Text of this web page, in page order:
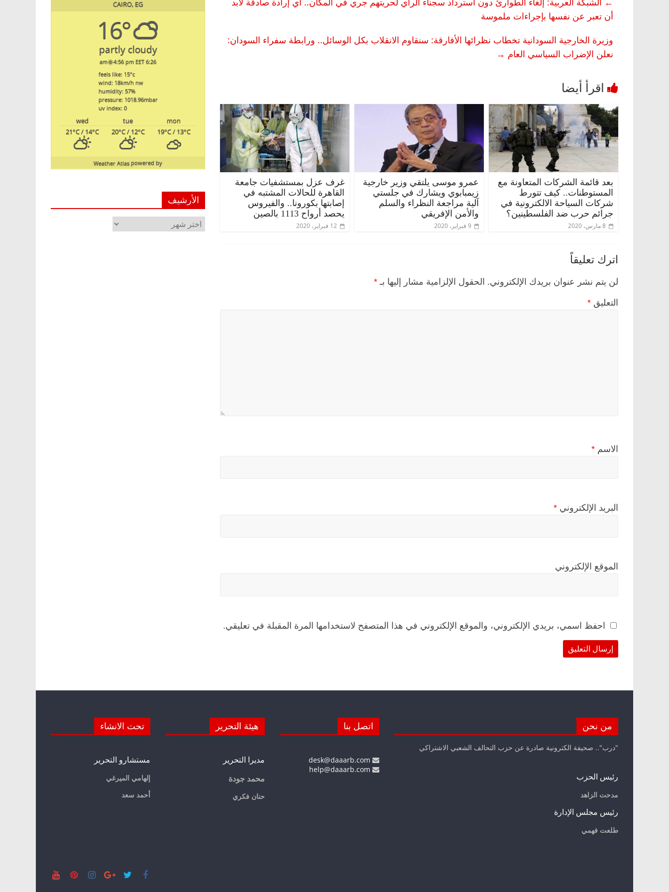
أن تعبر عن نفسها بإجراءات ملموسة
وزيرة الخارجية السودانية تخطاب نظرائها الأفارقة: سنقاوم الانقلاب بكل الوسائل.. ورابطة سفراء السودان:
نعلن الإضراب السياسي العام →
بعد قائمة الشركات المتعاونة مع
المستوطنات.. كيف تتورط
شركات السياحة الالكترونية في
جرائم حرب ضد الفلسطينين؟
8 مارس، 2020
عمرو موسى يلتقي وزير خارجية
زيمبابوي ويشارك في جلستي
آلية مراجعة النظراء والسلم
والأمن الإفريقي
9 فبراير، 2020
غرف عزل بمستشفيات جامعة
القاهرة للحالات المشتبه في
إصابتها بكورونا.. والفيروس
يحصد أرواح 1113 بالصين
12 فبراير، 2020
اترك تعليقاً
لن يتم نشر عنوان بريدك الإلكتروني. الحقول الإلزامية مشار إليها بـ *
التعليق *
الاسم *
البريد الإلكتروني *
الموقع الإلكتروني
احفظ اسمي، بريدي الإلكتروني، والموقع الإلكتروني في هذا المتصفح لاستخدامها المرة المقبلة في تعليقي.
CAIRO, EG
16°
partly cloudy
6:26 am
4:56 pm EET
feels like: 15°c
wind: 18km/h nw
humidity: 57%
pressure: 1018.96mbar
uv index: 0
mon
tue
wed
19°C/ 13°C
20°C/ 12°C
21°C/ 14°C
powered by
Weather Atlas
الأرشيف
الأرشيف
من نحن
"درب".. صحيفة الكترونية صادرة عن حزب التحالف الشعبي الاشتراكي
رئيس الحزب
مدحت الزاهد
رئيس مجلس الإدارة
طلعت فهمي
اتصل بنا هيئة التحرير
مديرا التحرير
محمد جودة
حنان فكري
تحت الانشاء
مستشارو التحرير
إلهامي الميرغي
أحمد سعد